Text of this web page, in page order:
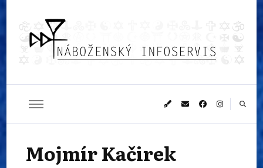
Náboženský
infoservis
Mojmír Kačirek